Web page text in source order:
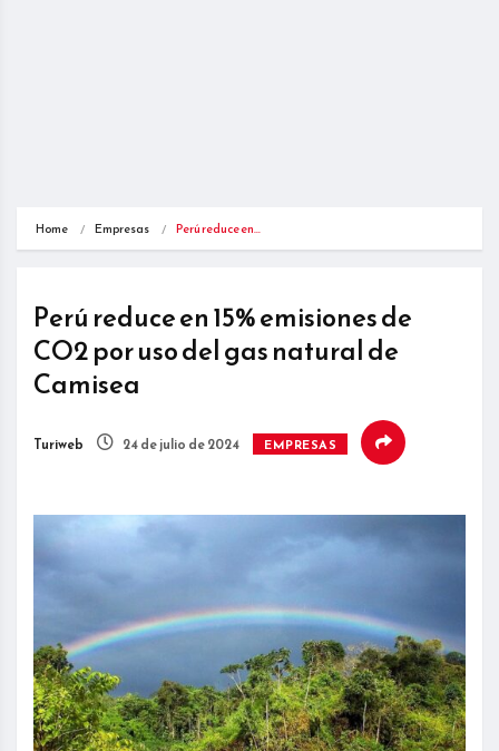
Home Empresas Perú reduce en…
Perú reduce en 15% emisiones de
CO2 por uso del gas natural de
Camisea
Turiweb 24 de julio de 2024 EMPRESAS